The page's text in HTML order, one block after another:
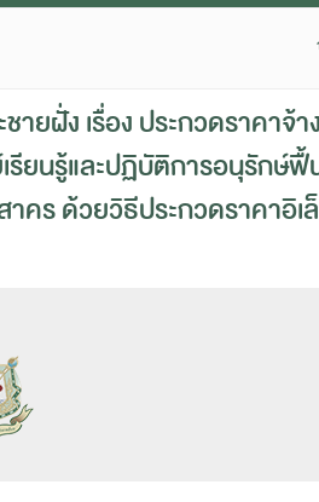
ฝั่ง เรื่อง ประกวดราคาจ้
ยนรู้และปฏิบัติการอนุรักษ์
คร ด้วยวิธีประกวดราคาอิ